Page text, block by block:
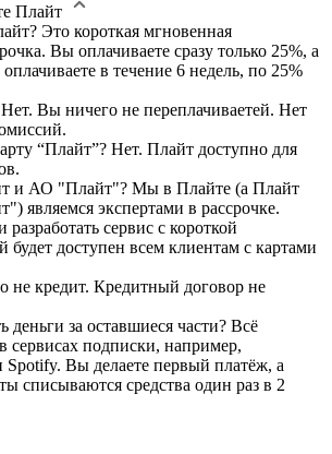
Плайт
Это короткая мгновенная
Вы оплачиваете сразу только 25%, а
в течение 6 недель, по 25%
Нет. Вы ничего не переплачиваетей. Нет
“Плайт”? Нет. Плайт доступно для
и АО "Плайт"? Мы в Плайте (а Плайт
являемся экспертами в рассрочке.
сервис с короткой
будет доступен всем клиентам с картами
не кредит. Кредитный договор не
деньги за оставшиеся части? Всё
сервисах подписки, например,
Вы делаете первый платёж, а
списываются средства один раз в 2